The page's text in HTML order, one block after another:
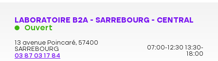
LABORATOIRE B2A - SARREBOURG - CENTRAL
Ouvert
13 avenue Poincaré, 57400
SARREBOURG
03 87 03 17 84
07:00-12:30
13:30-
18:00